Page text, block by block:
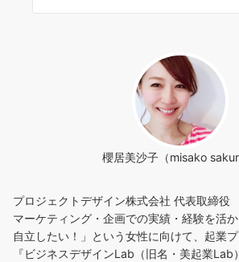
櫻居美沙子（misako
プロジェクトデザイン株式会社 代表取締役
マーケティング・企画での実績・経験を活
自立したい！」という女性に向けて、起業
『ビジネスデザインLab（旧名・美起業